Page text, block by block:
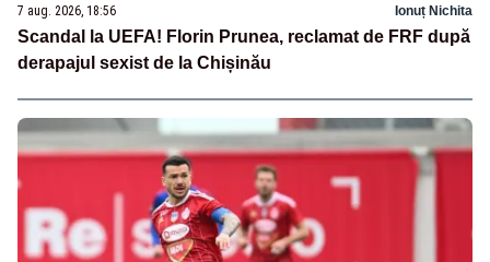
7 aug. 2026, 18:56 Ionuț Nichita
Scandal la UEFA! Florin Prunea, reclamat de FRF după
derapajul sexist de la Chișinău